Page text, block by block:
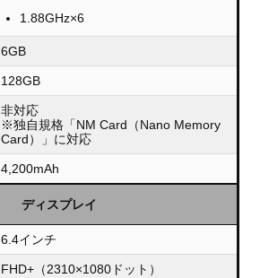
1.88GHz×6
6GB
128GB
非対応
※独自規格「NM Card（Nano Memory
Card）」に対応
4,200mAh
ディスプレイ
6.4インチ
FHD+（2310×1080ドット）